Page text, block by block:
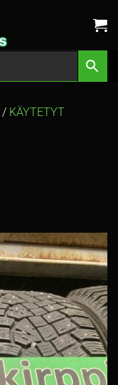
/ KÄYTETYT